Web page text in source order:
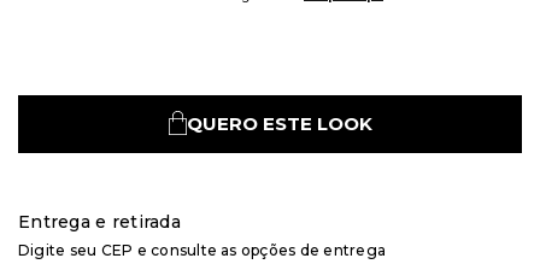
QUERO ESTE LOOK
Entrega e retirada
Digite seu CEP e consulte as opções de entrega